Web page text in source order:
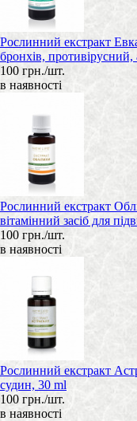
Рослинний екстракт
бронхів, противірусний,
100 грн./шт.
в наявності
Рослинний екстракт
вітамінний засіб для
100 грн./шт.
в наявності
Рослинний екстракт
судин, 30 ml
100 грн./шт.
в наявності